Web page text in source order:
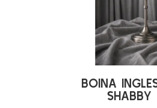
BOINA
SHABBY